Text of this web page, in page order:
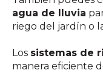
agua de lluvia
riego del jardín o
Los sistemas de
manera eficiente